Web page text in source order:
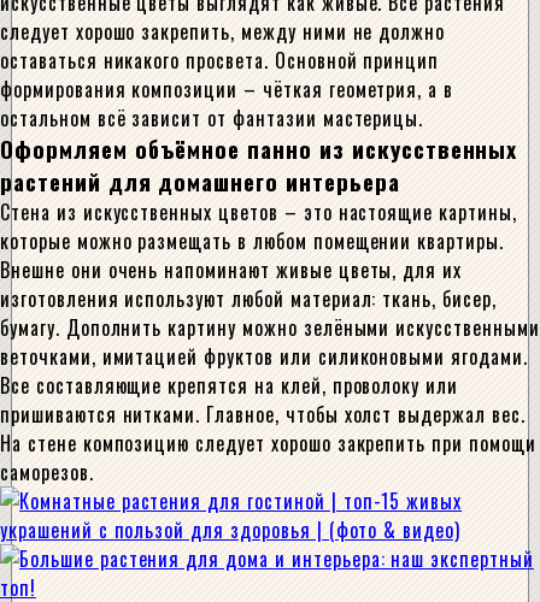
следует хорошо закрепить, между ними не должно
оставаться никакого просвета. Основной принцип
формирования композиции – чёткая геометрия, а в
остальном всё зависит от фантазии мастерицы.
Оформляем объёмное панно из искусственных
растений для домашнего интерьера
Стена из искусственных цветов – это настоящие картины,
которые можно размещать в любом помещении квартиры.
Внешне они очень напоминают живые цветы, для их
изготовления используют любой материал: ткань, бисер,
бумагу. Дополнить картину можно зелёными искусственными
веточками, имитацией фруктов или силиконовыми ягодами.
Все составляющие крепятся на клей, проволоку или
пришиваются нитками. Главное, чтобы холст выдержал вес.
На стене композицию следует хорошо закрепить при помощи
саморезов.